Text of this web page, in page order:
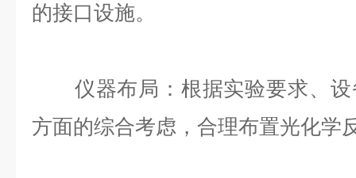
的接口设施。
仪器布局：根据实验要求、设
方面的综合考虑，合理布置光化学